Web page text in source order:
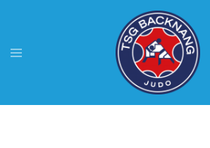
springen
Menü
umschalten